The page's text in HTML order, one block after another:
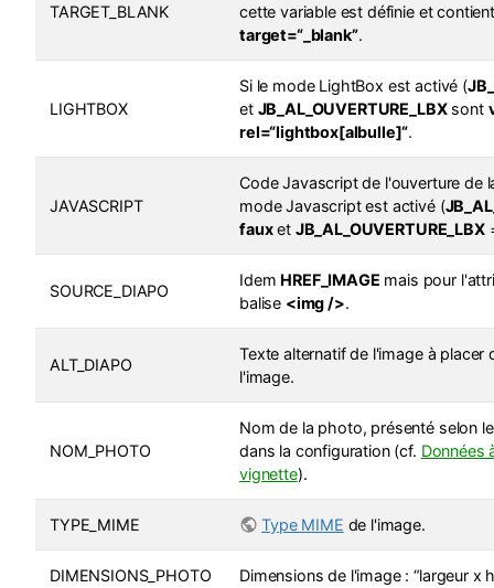
TARGET_BLANK
cette variable est définie et
target=“_blank”.
LIGHTBOX
Si le mode LightBox est activé (
et JB_AL_OUVERTURE_LBXsont
rel=“lightbox[albulle]“.
JAVASCRIPT
Code Javascript de l'ouverture de
mode Javascript est activé (
fauxet JB_AL_OUVERTURE_LBX
SOURCE_DIAPO
Idem HREF_IMAGE mais pour
balise <img />.
ALT_DIAPO
Texte alternatif de l'image à
l'image.
NOM_PHOTO
Nom de la photo, présenté selon
dans la configuration (cf. Données
vignette).
TYPE_MIME Type MIME de l'image.
DIMENSIONS_PHOTO Dimensions de l'image : “largeur x